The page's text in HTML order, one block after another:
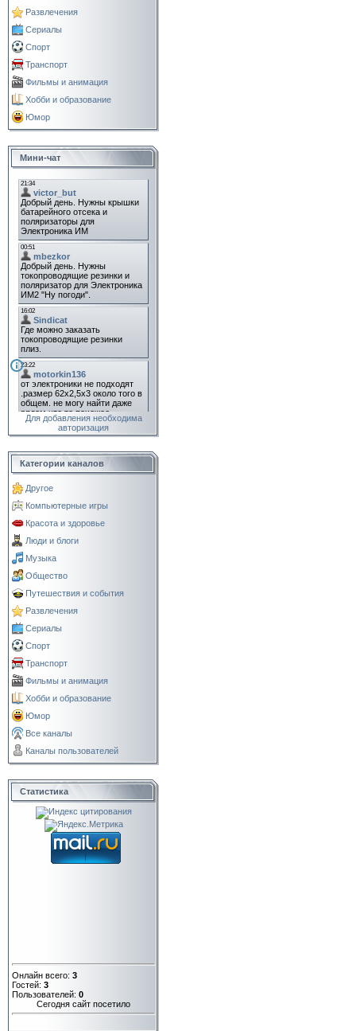
Развлечения
Сериалы
Спорт
Транспорт
Фильмы и анимация
Хобби и образование
Юмор
Мини-чат
Для добавления необходима
авторизация
Категории каналов
Другое
Компьютерные игры
Красота и здоровье
Люди и блоги
Музыка
Общество
Путешествия и события
Развлечения
Сериалы
Спорт
Транспорт
Фильмы и анимация
Хобби и образование
Юмор
Все каналы
Каналы пользователей
Статистика
Онлайн всего: 3
Гостей: 3
Пользователей: 0
Сегодня сайт посетило